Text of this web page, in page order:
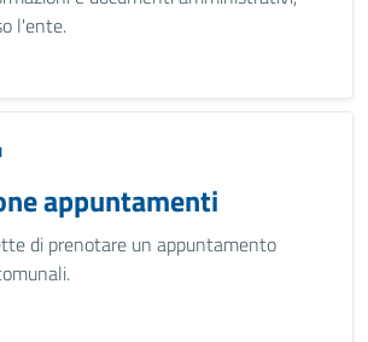
l'ente.
appuntamenti
di prenotare un appuntamento